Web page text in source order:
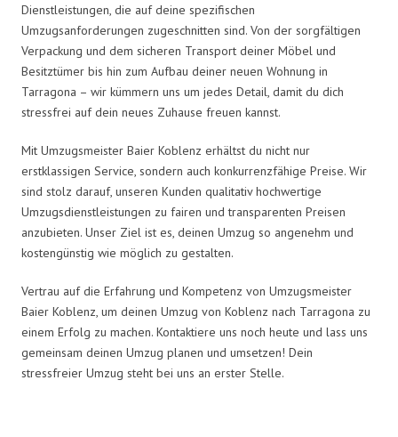
Dienstleistungen, die auf deine spezifischen
Umzugsanforderungen zugeschnitten sind. Von der sorgfältigen
Verpackung und dem sicheren Transport deiner Möbel und
Besitztümer bis hin zum Aufbau deiner neuen Wohnung in
Tarragona – wir kümmern uns um jedes Detail, damit du dich
stressfrei auf dein neues Zuhause freuen kannst.
Mit Umzugsmeister Baier Koblenz erhältst du nicht nur
erstklassigen Service, sondern auch konkurrenzfähige Preise. Wir
sind stolz darauf, unseren Kunden qualitativ hochwertige
Umzugsdienstleistungen zu fairen und transparenten Preisen
anzubieten. Unser Ziel ist es, deinen Umzug so angenehm und
kostengünstig wie möglich zu gestalten.
Vertrau auf die Erfahrung und Kompetenz von Umzugsmeister
Baier Koblenz, um deinen Umzug von Koblenz nach Tarragona zu
einem Erfolg zu machen. Kontaktiere uns noch heute und lass uns
gemeinsam deinen Umzug planen und umsetzen! Dein
stressfreier Umzug steht bei uns an erster Stelle.